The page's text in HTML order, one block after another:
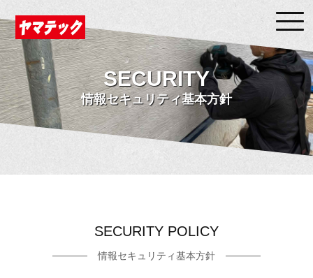
SECURITY
情報セキュリティ基本方針
SECURITY POLICY
情報セキュリティ基本方針